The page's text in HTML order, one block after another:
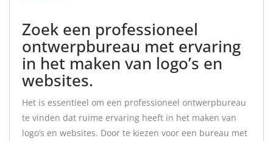
Zoek een professioneel
ontwerpbureau met ervaring
in het maken van logo’s en
websites.
Het is essentieel om een professioneel ontwerpbureau
te vinden dat ruime ervaring heeft in het maken van
logo’s en websites. Door te kiezen voor een bureau met